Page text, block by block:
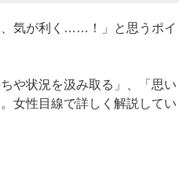
気が利く……！」と思うポイ
や状況を汲み取る」、「思い
女性目線で詳しく解説してい